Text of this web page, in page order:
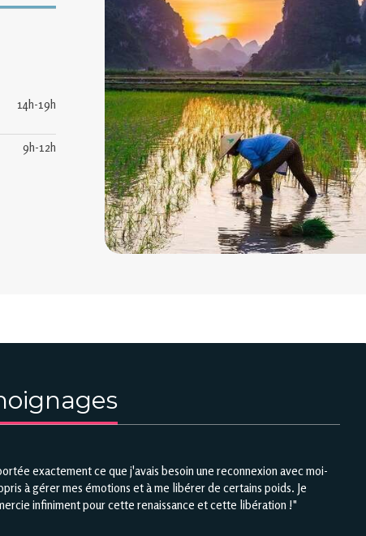
14h-19h
9h-12h
exactement ce que j'avais besoin une reconnexion avec moi-
à gérer mes émotions et à me libérer de certains poids. Je
infiniment pour cette renaissance et cette libération !"